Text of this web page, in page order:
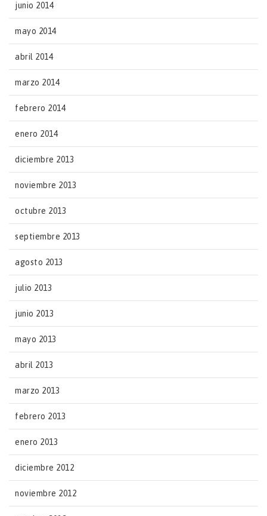
junio 2014
mayo 2014
abril 2014
marzo 2014
febrero 2014
enero 2014
diciembre 2013
noviembre 2013
octubre 2013
septiembre 2013
agosto 2013
julio 2013
junio 2013
mayo 2013
abril 2013
marzo 2013
febrero 2013
enero 2013
diciembre 2012
noviembre 2012